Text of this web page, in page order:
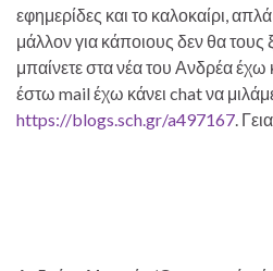
εφημερίδες και το καλοκαίρι,
μάλλον για κάποιους δεν θα
μπαίνετε στα νέα του Ανδρέα έχω
έστω mail έχω κάνει chat να
https://blogs.sch.gr/a497167 .